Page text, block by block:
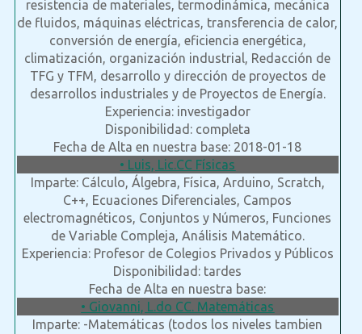
resistencia de materiales, termodinámica, mecánica
de fluidos, máquinas eléctricas, transferencia de calor,
conversión de energía, eficiencia energética,
climatización, organización industrial, Redacción de
TFG y TFM, desarrollo y dirección de proyectos de
desarrollos industriales y de Proyectos de Energía.
Experiencia: investigador
Disponibilidad: completa
Fecha de Alta en nuestra base: 2018-01-18
• Luis, Lic.CC Físicas
Imparte: Cálculo, Álgebra, Física, Arduino, Scratch,
C++, Ecuaciones Diferenciales, Campos
electromagnéticos, Conjuntos y Números, Funciones
de Variable Compleja, Análisis Matemático.
Experiencia: Profesor de Colegios Privados y Públicos
Disponibilidad: tardes
Fecha de Alta en nuestra base:
• Giovanni, L.do CC. Matemáticas
Imparte: -Matemáticas (todos los niveles tambien